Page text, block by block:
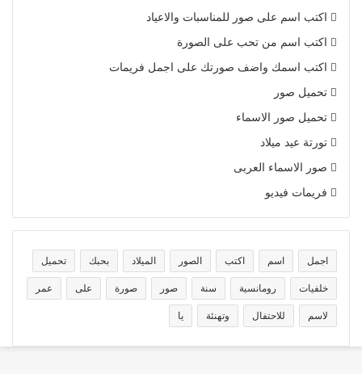
اكتب اسم على صور للمناسبات والاعياد
اكتب اسم من تحب على الصورة
اكتب اسمك واضف صورتك على اجمل فريمات
تحميل صور
تحميل صور الاسماء
تورتة عيد ميلاد
صور الاسماء العربى
فريمات فيديو
اجمل اسم اكتب الصور الميلاد بحبك تحميل
خلفيات رومانسية سنة صور صورة على عمر
لاسم للاحتفال وتهنئة يا